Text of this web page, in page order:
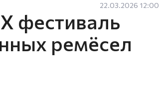
22.03.2026 12:00
фестиваль
ремёсел